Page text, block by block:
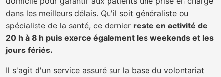
dans les meilleurs délais. Qu'il soit généraliste ou
spécialiste de la santé, ce dernier reste en activité de
20 h à 8 h puis exerce également les weekends et les
jours fériés.
Il s'agit d'un service assuré sur la base du volontariat